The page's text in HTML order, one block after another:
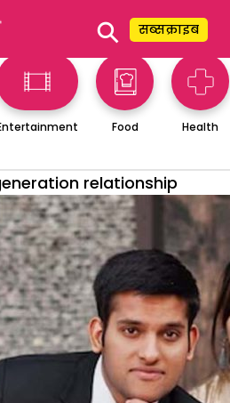
⚲ सब्सक्राइब
Food Health
relationship